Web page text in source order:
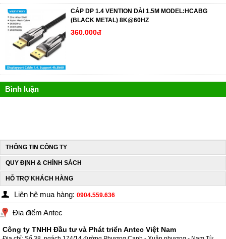
CÁP DP 1.4 VENTION DÀI 1.5M MODEL:HCABG
(BLACK METAL) 8K@60HZ
360.000đ
Bình luận
THÔNG TIN CÔNG TY
QUY ĐỊNH & CHÍNH SÁCH
HỖ TRỢ KHÁCH HÀNG
Liên hệ mua hàng: 0904.559.636
Địa điểm Antec
Công ty TNHH Đầu tư và Phát triển Antec Việt Nam